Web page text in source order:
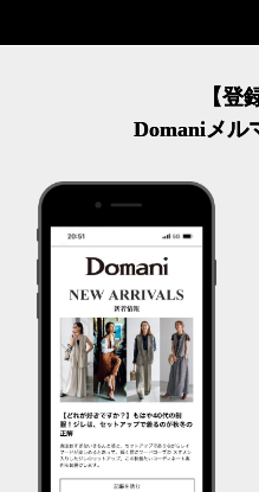
【登
Domaniメル